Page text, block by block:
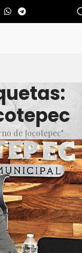
de Jocotepec"